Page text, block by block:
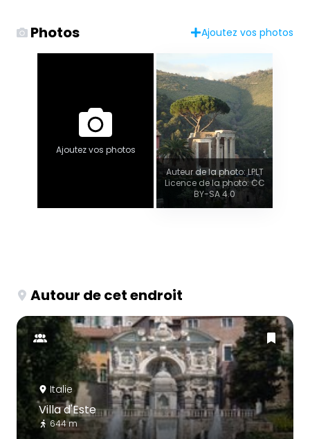
Photos Ajoutez vos photos
Ajoutez vos photos
Auteur de la photo: LPLT
Licence de la photo: CC
BY-SA 4.0
Autour de cet endroit
Italie
Villa d'Este
644 m